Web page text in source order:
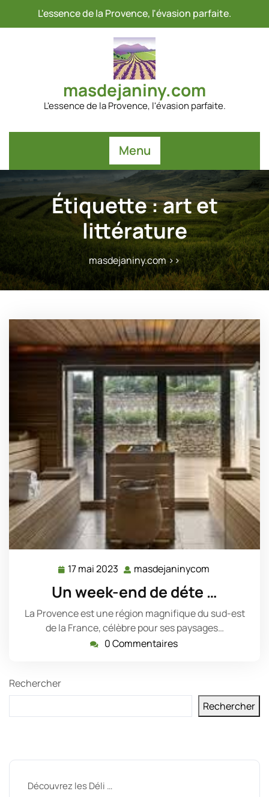
L'essence de la Provence, l'évasion parfaite.
masdejaniny.com
L'essence de la Provence, l'évasion parfaite.
Menu
Étiquette :art et
littérature
masdejaniny.com>>
17 mai 2023 17
2023
masdejaninycom
Un week-end de déte …
La Provence est une région magnifique du sud-est
de la France, célèbre pour ses paysages…
0 Commentaires
Rechercher
Rechercher
Découvrez les Déli …